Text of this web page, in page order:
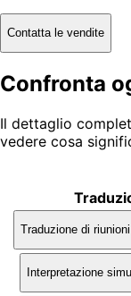
Contatta le vendite
Confronta
Il dettaglio
vedere cosa
Traduzione di
Interpretazione